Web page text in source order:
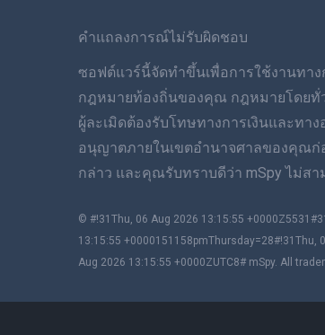
คำแถลงการณ์ไม่รับผิดชอบ
ซอฟต์แวร์นี้จัดทำขึ้นเพื่อการใช้งานทา
กฎหมายท้องถิ่นของคุณ กฎหมายโดยทั่
ผู้ละเมิดต้องรับโทษทางการเงินและท
อนุญาตภายในเขตอำนาจศาลของคุณก่
กล่าว และคุณรับทราบดีว่า mSpy ไม่สา
© #!31Thu, 06 Aug 2026 13:15:55
13:15:55 +0000151158pmThursday=28#!31Thu,
Aug 2026 13:15:55 +0000ZUTC8# mSpy. All